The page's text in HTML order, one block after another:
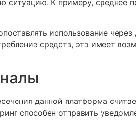
ситуацию. К примеру, среднее
использование
средств, это имеет
данной платформа
способен отправить